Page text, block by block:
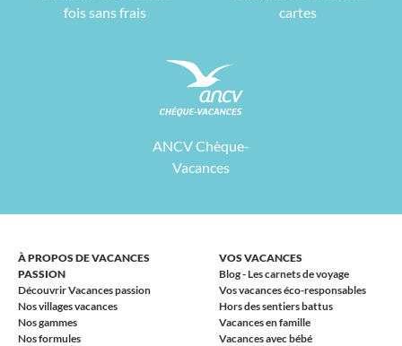
fois sans frais
cartes
ANCV Chèque-
Vacances
À PROPOS DE VACANCES
PASSION
Découvrir Vacances passion
Nos villages vacances
Nos gammes
Nos formules
VOS VACANCES
Blog - Les carnets de voyage
Vos vacances éco-responsables
Hors des sentiers battus
Vacances en famille
Vacances avec bébé